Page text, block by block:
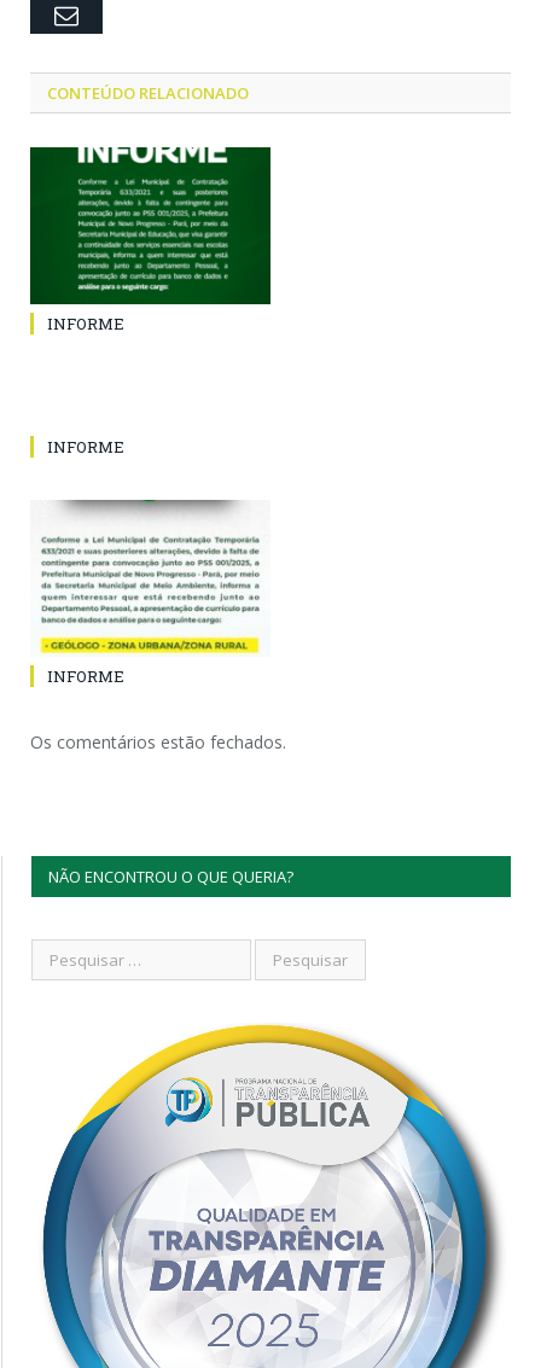
Email
CONTEÚDO RELACIONADO
INFORME
INFORME
INFORME
Os comentários estão fechados.
NÃO ENCONTROU O QUE QUERIA?